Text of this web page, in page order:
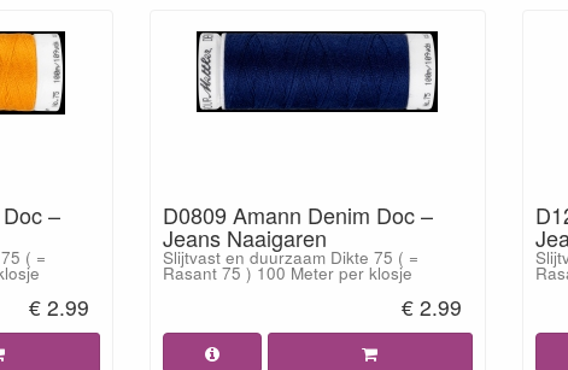
–
( =
€ 2.99
D0809 Amann Denim Doc –
Jeans Naaigaren
Slijtvast en duurzaam Dikte 75 ( =
Rasant 75 ) 100 Meter per klosje
€ 2.99